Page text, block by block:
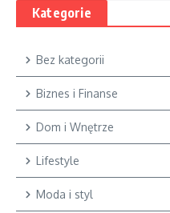
Kategorie
Bez kategorii
Biznes i Finanse
Dom i Wnętrze
Lifestyle
Moda i styl